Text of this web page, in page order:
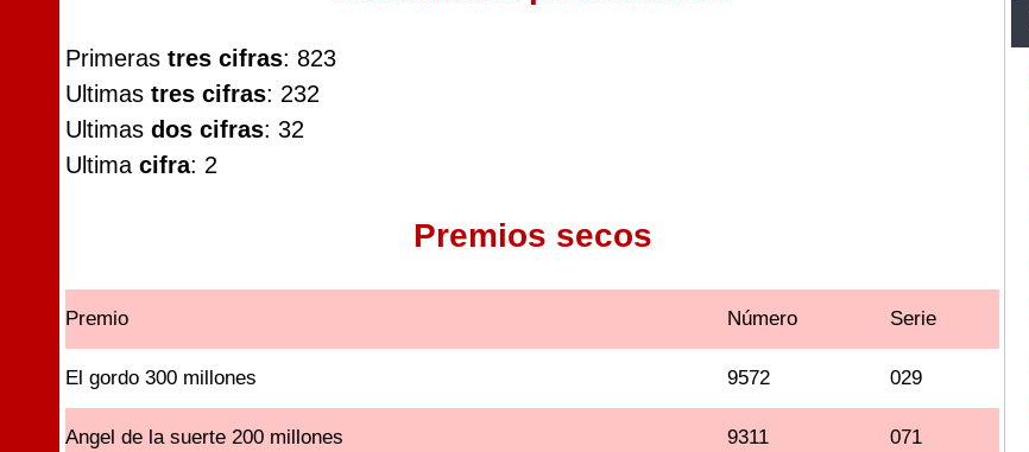
Primeras tres cifras: 823
Ultimas tres cifras: 232
Ultimas dos cifras: 32
Ultima cifra: 2
Premios secos
Premio Número Serie
El gordo 300 millones 9572 029
Angel de la suerte 200 millones 9311 071